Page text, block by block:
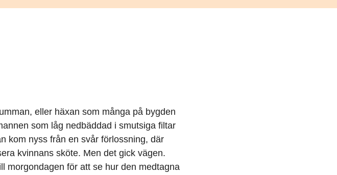
eller häxan som många på bygden
som låg nedbäddad i smutsiga filtar
kom nyss från en svår förlossning, där
kvinnans sköte. Men det gick vägen.
morgondagen för att se hur den medtagna